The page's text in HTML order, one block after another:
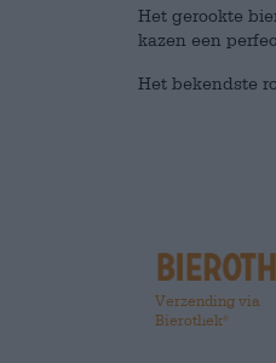
Het gerookte
kazen een
Het bekendste
Verzending via
Bierothek®